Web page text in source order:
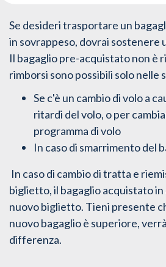
Se desideri trasportare un
in sovrappeso, dovrai sostenere
Il bagaglio pre-acquistato non è
rimborsi sono possibili solo nelle
Se c'è un cambio di volo a
ritardi del volo, o per
programma di volo
In caso di smarrimento del
In caso di cambio di tratta e
biglietto, il bagaglio acquistato
nuovo biglietto. Tieni presente
nuovo bagaglio è superiore,
differenza.